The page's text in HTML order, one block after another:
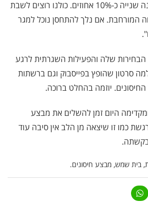
מנה ראשונה כ-18% מנה שנייה כ-10% אחוזים. כולנו רוצים לשבת
המורחבת. אם נלך להתחסן נוכל למגר
שלה והפעילות השגרתית לרגע
סרטון שהופץ בפייסבוק וגם ברשתות
יוזמה בהחלט ברוכה.
היום זמן להשלים את מבצע
כמו זו שיצאה מן הלב אין סיבה עוד
בית שמש, מבצע חיסונים.